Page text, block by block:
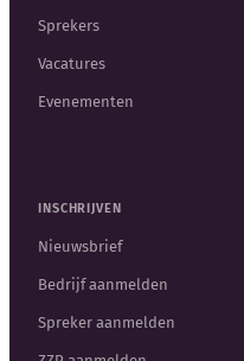
Sprekers
Vacatures
Evenementen
INSCHRIJVEN
Nieuwsbrief
Bedrijf aanmelden
Spreker aanmelden